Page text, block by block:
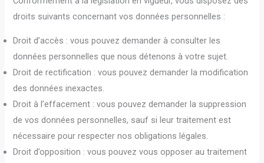
droits suivants concernant vos données personnelles :
Droit d’accès : vous pouvez demander à consulter les
données personnelles que nous détenons à votre sujet.
Droit de rectification : vous pouvez demander la modification
des données inexactes.
Droit à l’effacement : vous pouvez demander la suppression
de vos données personnelles, sauf si leur traitement est
nécessaire pour respecter nos obligations légales.
Droit d’opposition : vous pouvez vous opposer au traitement